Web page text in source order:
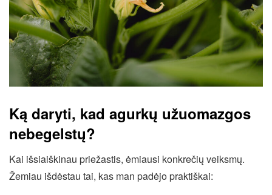
Ką daryti, kad agurkų užuomazgos
nebegelstų?
Kai išsiaiškinau priežastis, ėmiausi konkrečių veiksmų.
Žemiau išdėstau tai, kas man padėjo praktiškai: